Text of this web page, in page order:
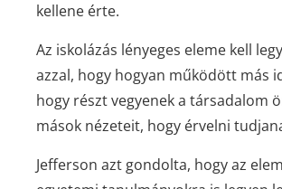
kellene érte.
Az iskolázás lényeges eleme kell
azzal, hogy hogyan működött más
hogy részt vegyenek a társadalom
mások nézeteit, hogy érvelni
Jefferson azt gondolta, hogy az